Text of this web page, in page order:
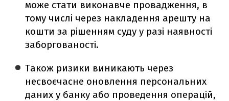
може стати виконавче провадження, в
тому числі через накладення арешту на
кошти за рішенням суду у разі наявності
заборгованості.
Також ризики виникають через
несвоєчасне оновлення персональних
даних у банку або проведення операцій,